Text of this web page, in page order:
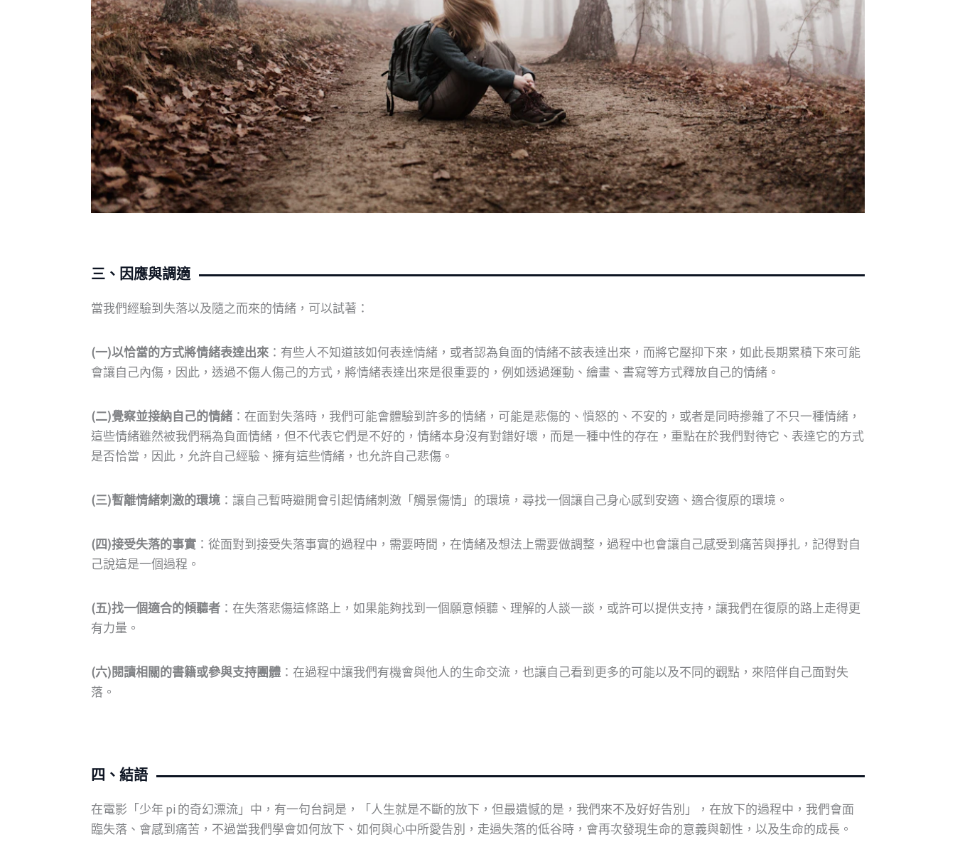
三、因應與調適
當我們經驗到失落以及隨之而來的情緒，可以試著：
(一)以恰當的方式將情緒表達出來：有些人不知道該如何表達情緒，或者認為負面的情緒不該表達出來，而將它壓抑下來，如此長期累積下來可能
會讓自己內傷，因此，透過不傷人傷己的方式，將情緒表達出來是很重要的，例如透過運動、繪畫、書寫等方式釋放自己的情緒。
(二)覺察並接納自己的情緒：在面對失落時，我們可能會體驗到許多的情緒，可能是悲傷的、憤怒的、不安的，或者是同時摻雜了不只一種情緒，
這些情緒雖然被我們稱為負面情緒，但不代表它們是不好的，情緒本身沒有對錯好壞，而是一種中性的存在，重點在於我們對待它、表達它的方式
是否恰當，因此，允許自己經驗、擁有這些情緒，也允許自己悲傷。
(三)暫離情緒刺激的環境：讓自己暫時避開會引起情緒刺激「觸景傷情」的環境，尋找一個讓自己身心感到安適、適合復原的環境。
(四)接受失落的事實：從面對到接受失落事實的過程中，需要時間，在情緒及想法上需要做調整，過程中也會讓自己感受到痛苦與掙扎，記得對自
己說這是一個過程。
(五)找一個適合的傾聽者：在失落悲傷這條路上，如果能夠找到一個願意傾聽、理解的人談一談，或許可以提供支持，讓我們在復原的路上走得更
有力量。
(六)閱讀相關的書籍或參與支持團體：在過程中讓我們有機會與他人的生命交流，也讓自己看到更多的可能以及不同的觀點，來陪伴自己面對失
落。
四、結語
在電影「少年 pi 的奇幻漂流」中，有一句台詞是，「人生就是不斷的放下，但最遺憾的是，我們來不及好好告別」，在放下的過程中，我們會面
臨失落、會感到痛苦，不過當我們學會如何放下、如何與心中所愛告別，走過失落的低谷時，會再次發現生命的意義與韌性，以及生命的成長。